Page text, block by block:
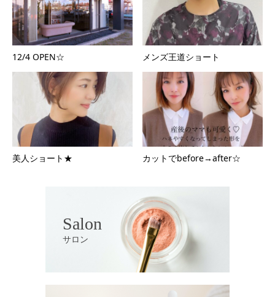
12/4 OPEN☆ メンズ王道ショート
美人ショート★ カットでbefore→after☆
Salon
サロン